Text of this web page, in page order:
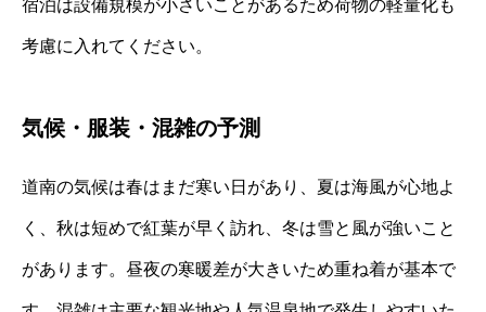
宿泊は設備規模が小さいことがあるため荷物の軽量化も
考慮に入れてください。
気候・服装・混雑の予測
道南の気候は春はまだ寒い日があり、夏は海風が心地よ
く、秋は短めで紅葉が早く訪れ、冬は雪と風が強いこと
があります。昼夜の寒暖差が大きいため重ね着が基本で